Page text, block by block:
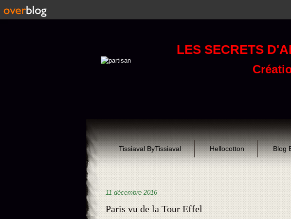
LES SECRETS
Tissiaval ByTissiaval Hellocotton Blog
11 décembre 2016
Paris vu de la Tour Effel